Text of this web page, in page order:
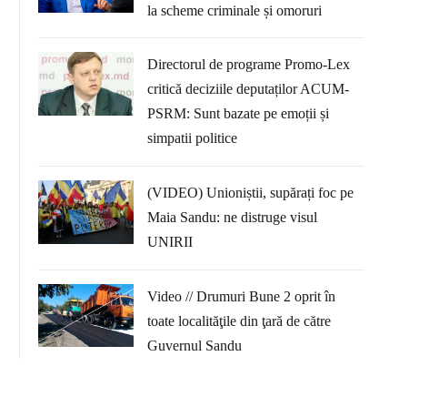
la scheme criminale și omoruri
Directorul de programe Promo-Lex
critică deciziile deputaților ACUM-
PSRM: Sunt bazate pe emoții și
simpatii politice
(VIDEO) Unioniștii, supărați foc pe
Maia Sandu: ne distruge visul
UNIRII
Video // Drumuri Bune 2 oprit în
toate localităţile din ţară de către
Guvernul Sandu